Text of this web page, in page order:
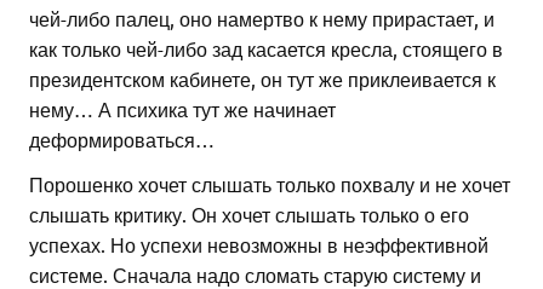
чей-либо палец, оно намертво к нему прирастает, и
как только чей-либо зад касается кресла, стоящего в
президентском кабинете, он тут же приклеивается к
нему… А психика тут же начинает
деформироваться…
Порошенко хочет слышать только похвалу и не хочет
слышать критику. Он хочет слышать только о его
успехах. Но успехи невозможны в неэффективной
системе. Сначала надо сломать старую систему и